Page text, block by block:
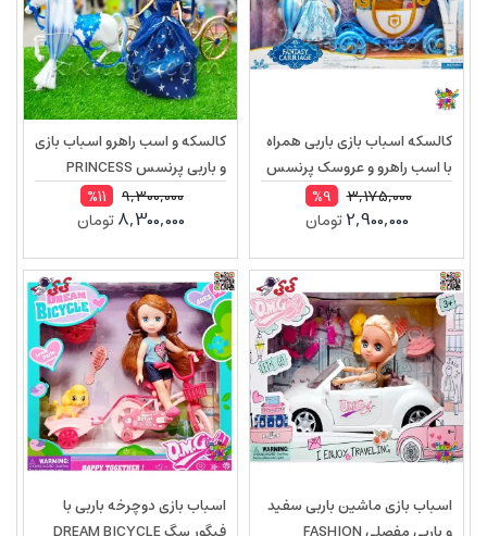
کالسکه اسباب بازی باربی همراه
با اسب راهرو و عروسک پرنسس
3,175,000
%9
2,900,000تومان
کالسکه و اسب راهرو اسباب بازی
و باربی پرنسس PRINCESS
CARRIAGE 374A
9,300,000
%11
8,300,000تومان
اسباب بازی ماشین باربی سفید
اسباب بازی دوچرخه باربی با